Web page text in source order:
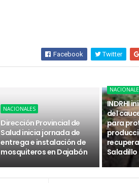
Facebook Twitter
NACIONALES
Dirección Provincial de
Salud inicia jornada de
entrega e instalación de
mosquiteros en Dajabón
INDRHI
del
para
Saladillo